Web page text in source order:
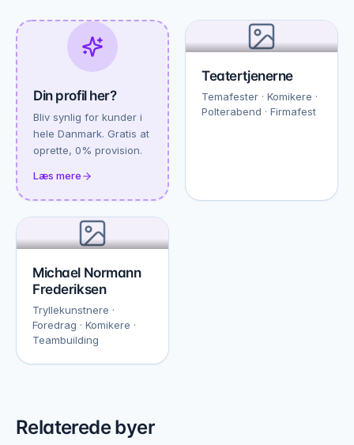
Din profil her?
Bliv synlig for kunder i
hele Danmark. Gratis at
oprette, 0% provision.
Læs mere
Teatertjenerne
Temafester · Komikere ·
Polterabend · Firmafest
Michael Normann
Frederiksen
Tryllekunstnere ·
Foredrag · Komikere ·
Teambuilding
Relaterede byer